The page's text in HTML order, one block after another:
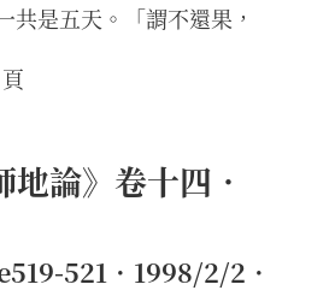
共是五天。「謂不還果，
地論》卷十四．
521．1998/2/2．